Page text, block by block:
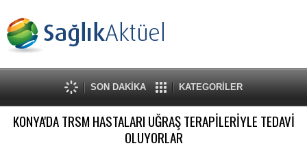
SON DAKİKA KATEGORİLER
KONYA'DA TRSM HASTALARI UĞRAŞ TERAPİLERİYLE TEDAVİ
OLUYORLAR